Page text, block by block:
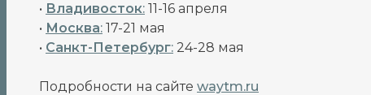
• Владивосток: 11-16 апреля
• Москва: 17-21 мая
• Санкт-Петербург: 24-28 мая
Подробности на сайте waytm.ru